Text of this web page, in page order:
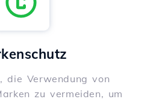
die Verwendung von
zu vermeiden, um